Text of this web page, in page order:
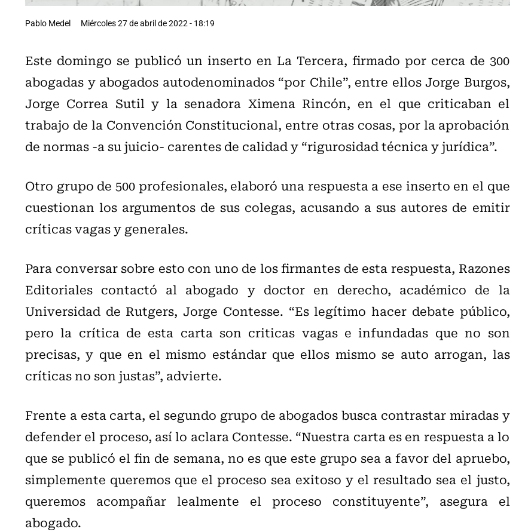
Pablo Medel Miércoles 27 de abril de 2022 - 18:19
Este domingo se publicó un inserto en La Tercera, firmado por cerca de 300
abogadas y abogados autodenominados “por Chile”, entre ellos Jorge Burgos,
Jorge Correa Sutil y la senadora Ximena Rincón, en el que criticaban el
trabajo de la Convención Constitucional, entre otras cosas, por la aprobación
de normas -a su juicio- carentes de calidad y “rigurosidad técnica y jurídica”.
Otro grupo de 500 profesionales, elaboró una respuesta a ese inserto en el que
cuestionan los argumentos de sus colegas, acusando a sus autores de emitir
críticas vagas y generales.
Para conversar sobre esto con uno de los firmantes de esta respuesta, Razones
Editoriales contactó al abogado y doctor en derecho, académico de la
Universidad de Rutgers, Jorge Contesse. “Es legítimo hacer debate público,
pero la crítica de esta carta son criticas vagas e infundadas que no son
precisas, y que en el mismo estándar que ellos mismo se auto arrogan, las
críticas no son justas”, advierte.
Frente a esta carta, el segundo grupo de abogados busca contrastar miradas y
defender el proceso, así lo aclara Contesse. “Nuestra carta es en respuesta a lo
que se publicó el fin de semana, no es que este grupo sea a favor del apruebo,
simplemente queremos que el proceso sea exitoso y el resultado sea el justo,
queremos acompañar lealmente el proceso constituyente”, asegura el
abogado.